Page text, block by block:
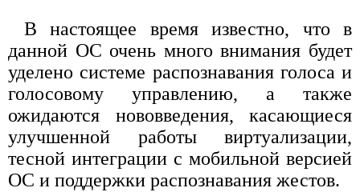
В настоящее время известно, что в
данной ОС очень много внимания будет
уделено системе распознавания голоса и
голосовому управлению, а также
ожидаются нововведения, касающиеся
улучшенной работы виртуализации,
тесной интеграции с мобильной версией
ОС и поддержки распознавания жестов.